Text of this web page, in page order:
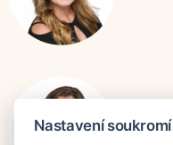
Nastavení soukromí